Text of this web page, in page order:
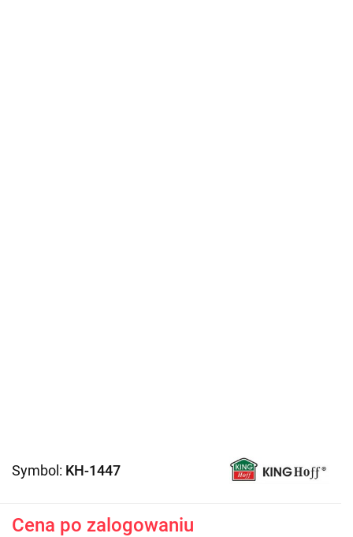
Symbol: KH-1447
Cena po zalogowaniu